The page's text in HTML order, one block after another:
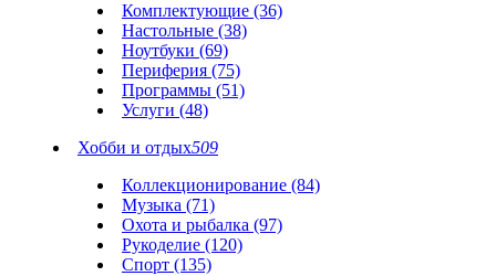
Комплектующие (36)
Настольные (38)
Ноутбуки (69)
Периферия (75)
Программы (51)
Услуги (48)
Хобби и отдых509
Коллекционирование (84)
Музыка (71)
Охота и рыбалка (97)
Рукоделие (120)
Спорт (135)